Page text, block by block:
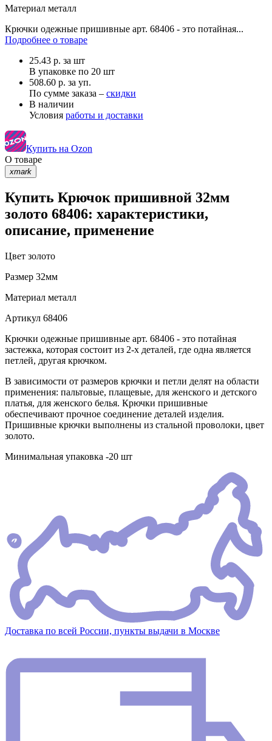
Материал металл
Крючки одежные пришивные арт. 68406 - это потайная...
Подробнее о товаре
25.43 р. за шт
В упаковке по 20 шт
508.60 р. за уп.
По сумме заказа – скидки
В наличии
Условия работы и доставки
Купить на Ozon
О товаре
xmark
Купить Крючок пришивной 32мм
золото 68406: характеристики,
описание, применение
Цвет золото
Размер 32мм
Материал металл
Артикул 68406
Крючки одежные пришивные арт. 68406 - это потайная
застежка, которая состоит из 2-х деталей, где одна является
петлей, другая крючком.
В зависимости от размеров крючки и петли делят на области
применения: пальтовые, плащевые, для женского и детского
платья, для женского белья. Крючки пришивные
обеспечивают прочное соединение деталей изделия.
Пришивные крючки выполнены из стальной проволоки, цвет
золото.
Минимальная упаковка -20 шт
Доставка по всей России, пункты выдачи в Москве